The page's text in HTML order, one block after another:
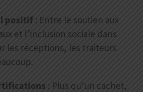
positif : Entre le soutien aux
et l’inclusion sociale dans
les réceptions, les traiteurs
: Plus qu’un cachet,